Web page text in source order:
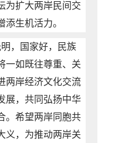
为扩大两岸民间交
生机活力。
，国家好，民族
一如既往尊重、关
两岸经济文化交流
展，共同弘扬中华
。希望两岸同胞共
义，为推动两岸关